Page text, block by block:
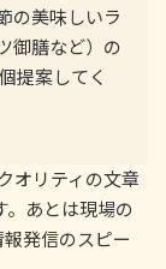
の美味しいラ
御膳など）の
提案してく
オリティの文章
。あとは現場の
発信のスピー